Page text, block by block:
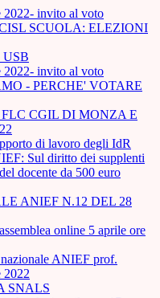
2022- invito al voto
SCUOLA: ELEZIONI
USB
2022- invito al voto
- PERCHE' VOTARE
CGIL DI MONZA E
di lavoro degli IdR
Sul diritto dei supplenti
docente da 500 euro
ANIEF N.12 DEL 28
online 5 aprile ore
ANIEF prof.
2022
SNALS